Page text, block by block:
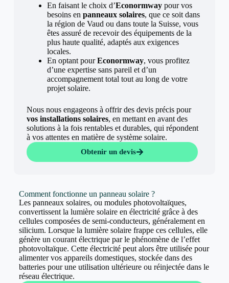
En faisant le choix d’Econormwaypour vos
besoins en panneaux solaires, que ce soit dans
la région de Vaud ou dans toute la Suisse, vous
êtes assuré de recevoir des équipements de la
plus haute qualité, adaptés aux exigences
locales.
En optant pourEconormway, vous profitez
d’une expertise sans pareil et d’un
accompagnement total tout au long de votre
projet solaire.
Nous nous engageons à offrir des devis précis pour
vos installations solaires, en mettant en avant des
solutions à la fois rentables et durables, qui répondent
à vos attentes en matière de système solaire.
Obtenir un devis
Comment fonctionne un panneau solaire ?
Les panneaux solaires, ou modules photovoltaïques,
convertissent la lumière solaire en électricité grâce à des
cellules composées de semi-conducteurs, généralement en
silicium. Lorsque la lumière solaire frappe ces cellules, elle
génère un courant électrique par le phénomène de l’effet
photovoltaïque. Cette électricité peut alors être utilisée pour
alimenter vos appareils domestiques, stockée dans des
batteries pour une utilisation ultérieure ou réinjectée dans le
réseau électrique.